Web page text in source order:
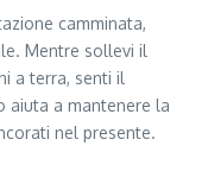
camminata,
Mentre sollevi il
a terra, senti il
aiuta a mantenere la
nel presente.